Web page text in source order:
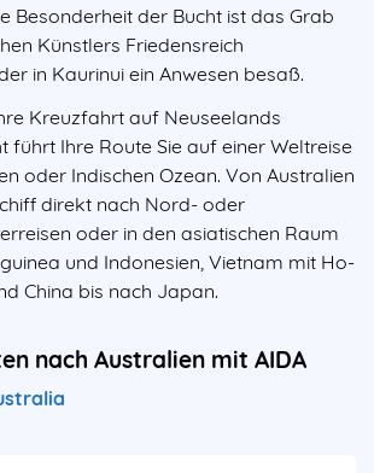
Besonderheit der Bucht ist das Grab
Künstlers Friedensreich
in Kaurinui ein Anwesen besaß.
Kreuzfahrt auf Neuseelands
führt Ihre Route Sie auf einer Weltreise
oder Indischen Ozean. Von Australien
direkt nach Nord- oder
oder in den asiatischen Raum
und Indonesien, Vietnam mit Ho-
China bis nach Japan.
nach Australien mit AIDA